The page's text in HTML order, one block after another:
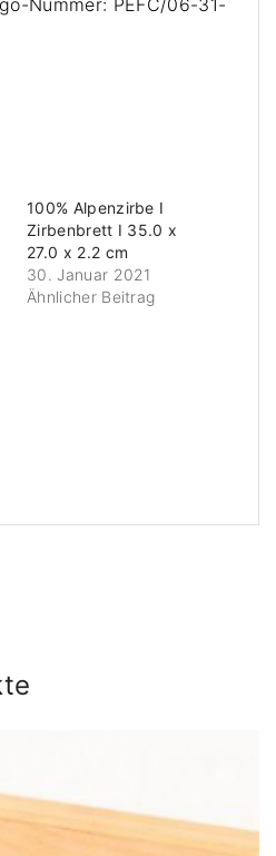
100% Alpenzirbe I
Zirbenbrett I 35.0 x
27.0 x 2.2 cm
30. Januar 2021
Ähnlicher Beitrag